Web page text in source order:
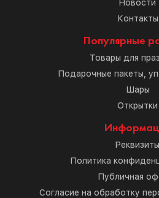
Новости
Контакты
Популярные
Товары для
Подарочные пакеты,
Шары
Открытки
Реквизиты
Политика
Публичная
Согласие на обработку